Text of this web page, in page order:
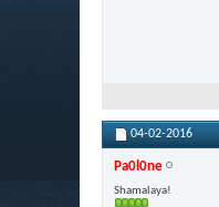
04-02-2016
Pa0l0ne
Shamalaya!